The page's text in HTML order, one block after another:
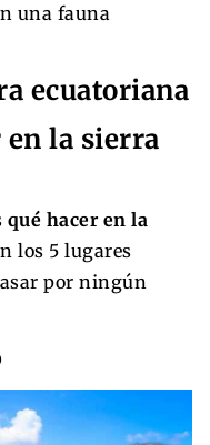
una fauna
ecuatoriana
la sierra
qué hacer en la
los 5 lugares
por ningún